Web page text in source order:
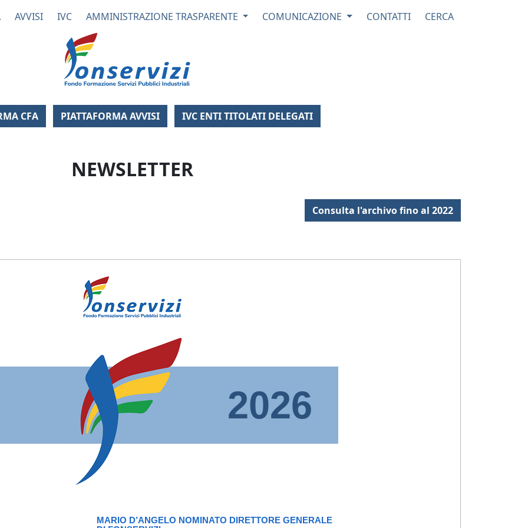
AVVISI IVC AMMINISTRAZIONE TRASPARENTE COMUNICAZIONE CONTATTI CERCA
CFA PIATTAFORMA AVVISI IVC ENTI TITOLATI DELEGATI
NEWSLETTER
Consulta l'archivo fino al 2022
2026
MARIO D’ANGELO NOMINATO DIRETTORE GENERALE